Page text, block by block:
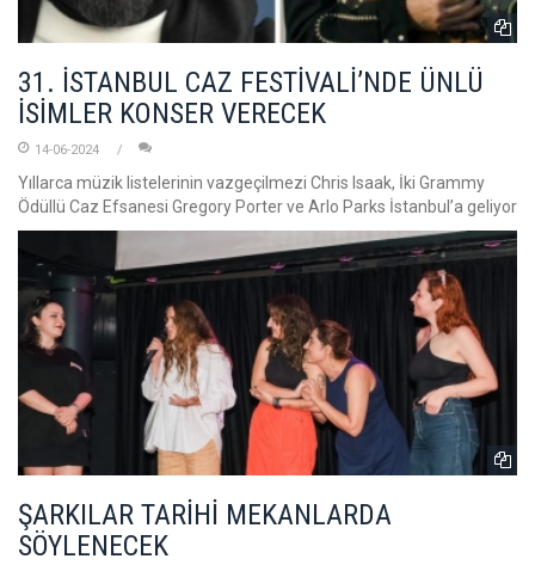
31. İSTANBUL CAZ FESTİVALİ’NDE ÜNLÜ
İSİMLER KONSER VERECEK
14-06-2024
Yıllarca müzik listelerinin vazgeçilmezi Chris Isaak, İki Grammy
Ödüllü Caz Efsanesi Gregory Porter ve Arlo Parks İstanbul’a geliyor
ŞARKILAR TARİHİ MEKANLARDA
SÖYLENECEK